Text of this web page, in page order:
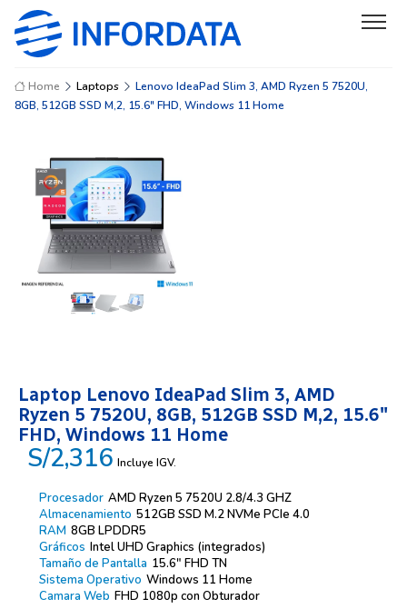
Home Laptops
Lenovo IdeaPad Slim 3, AMD Ryzen 5 7520U,
8GB, 512GB SSD M,2, 15.6" FHD, Windows 11 Home
Laptop Lenovo IdeaPad Slim 3, AMD
Ryzen 5 7520U, 8GB, 512GB SSD M,2, 15.6″
FHD, Windows 11 Home
Procesador AMD Ryzen 5 7520U 2.8/4.3 GHZ
Almacenamiento 512GB SSD M.2 NVMe PCIe 4.0
RAM 8GB LPDDR5
Gráficos Intel UHD Graphics (integrados)
Tamaño de Pantalla 15.6″ FHD TN
Sistema Operativo Windows 11 Home
Camara Web FHD 1080p con Obturador
S/2,316 Incluye IGV.